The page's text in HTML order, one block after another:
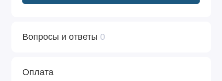
Вопросы и ответы 0
Оплата